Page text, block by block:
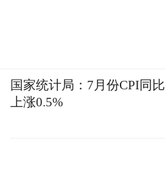
国家统计局：7月份CPI同比
上涨0.5%